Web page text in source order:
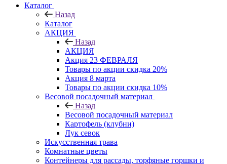
Каталог
Назад
Каталог
АКЦИЯ
Назад
АКЦИЯ
Акция 23 ФЕВРАЛЯ
Товары по акции скидка 20%
Акция 8 марта
Товары по акции скидка 10%
Весовой посадочный материал
Назад
Весовой посадочный материал
Картофель (клубни)
Лук севок
Искусственная трава
Комнатные цветы
Контейнеры для рассады, торфяные горшки и